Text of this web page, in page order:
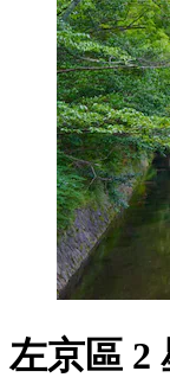
左京區 2